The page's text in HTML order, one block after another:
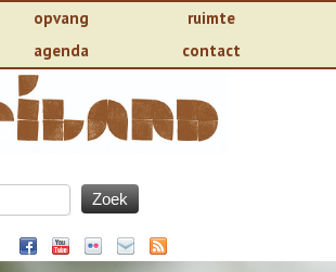
opvang
ruimte
agenda contact